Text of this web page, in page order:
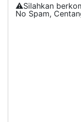
⚠️Silahkan
No Spam,